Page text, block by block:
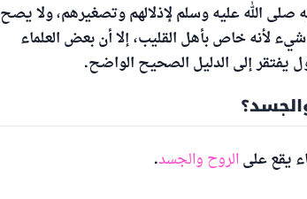
صلى الله عليه وسلم لإذلالهم وتصغيرهم، ولا يصح
لأنه خاص بأهل القليب، إلا أن بعض العلماء
يفتقر إلى الدليل الصحيح الواضح.
يقع علىالروح والجسد.